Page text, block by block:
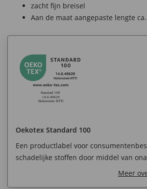
zacht fijn breisel
Aan de maat aangepaste lengte
Oekotex Standard 100
Een productlabel voor
schadelijke stoffen door middel van
Meer